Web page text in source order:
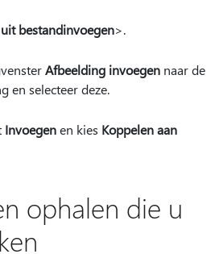
uit bestandinvoegen>.
Afbeelding invoegen naar de
en selecteer deze.
Invoegenen kies Koppelen aan
ophalen die u